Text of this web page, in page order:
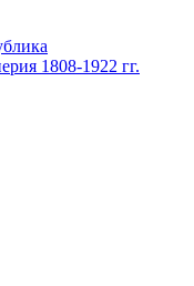
1808-1922 гг.